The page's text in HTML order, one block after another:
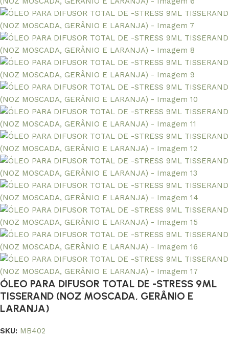
ÓLEO PARA DIFUSOR TOTAL DE -STRESS 9ML
TISSERAND (NOZ MOSCADA, GERÂNIO E
LARANJA)
SKU: MB402